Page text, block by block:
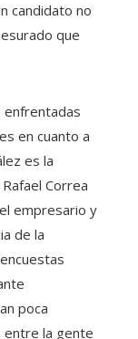
candidato no
que
enfrentadas
en cuanto a
es la
Correa
empresario y
de la
poca
entre la gente